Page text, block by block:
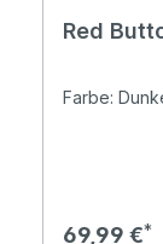
Red
Farbe:
Regulärer
69,99 €